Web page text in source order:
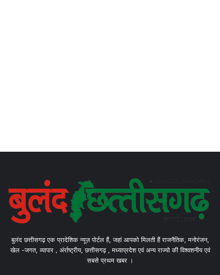
बुलंद छत्तीसगढ़ एक प्रादेशिक न्यूज़ पोर्टल हैं, जहां आपको मिलती हैं राजनैतिक, मनोरंजन,
खेल -जगत, व्यापार , अंर्राष्ट्रीय, छत्तीसगढ़ , मध्याप्रदेश एवं अन्य राज्यो की विश्वशनीय एवं
सबसे प्रथम खबर ।